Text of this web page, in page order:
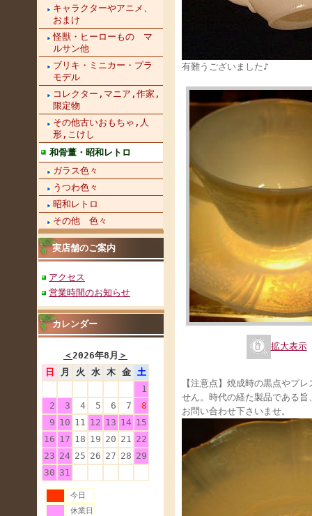
キャラクターやアニメ、
おまけ
怪獣・ヒーローもの マ
ルサン他
ブリキ・ミニカー・プラ
モデル
コレクター,マニア,作家,
限定物
その他古いおもちゃ,人
形,こけし
和骨董・昭和レトロ
ガラス色々
うつわ色々
昭和レトロ
その他 色々
実店舗のご案内
アクセス
営業時間のお知らせ
カレンダー
＜2026年8月 ＞
日
月 火 水 木 金
土
1
2
3 4 5 6 7
8
9 10 11 12 13 14 15
16 17 18 19 20 21 22
23 24 25 26 27 28 29
30 31
今日
休業日
有難うございました♪
拡大表示
【注意点】焼成時の黒点やプ
せん。時代の経た製品である
お問い合わせ下さいませ。